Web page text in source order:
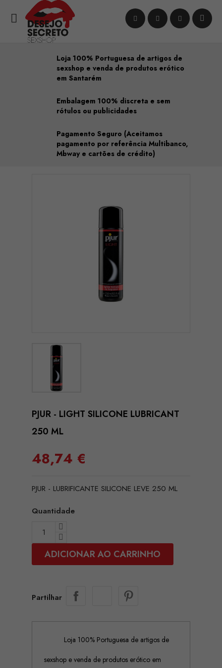

Loja 100% Portuguesa de artigos de
sexshop e venda de produtos erótico
em Santarém
Embalagem 100% discreta e sem
rótulos ou publicidades
Pagamento Seguro (Aceitamos
pagamento por referência Multibanco,
Mbway e cartões de crédito)
PJUR - LIGHT SILICONE LUBRICANT
250 ML
48,74 €
PJUR - LUBRIFICANTE SILICONE LEVE 250 ML
Quantidade
ADICIONAR AO CARRINHO
Partilhar
Loja 100% Portuguesa de artigos de
sexshop e venda de produtos erótico em